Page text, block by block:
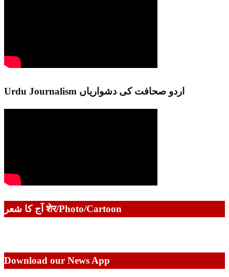
Urdu Journalism اردو صحافت کی دشواریاں
آج کا شعر शेर/Photo/Cartoon
Download our News App